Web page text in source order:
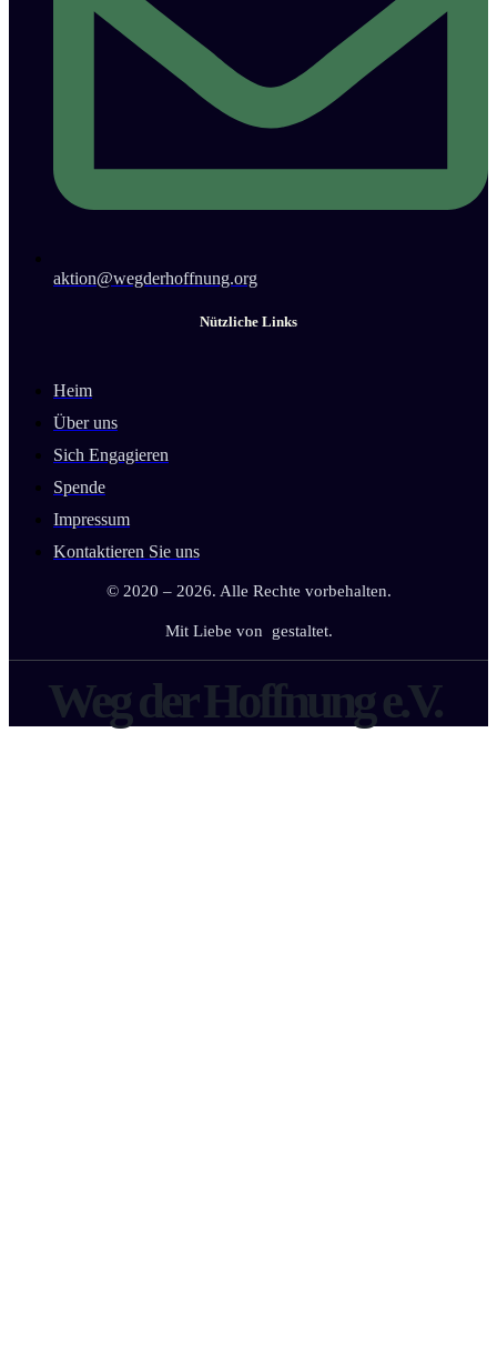
aktion@wegderhoffnung.org
Nützliche Links
Heim
Über uns
Sich Engagieren
Spende
Impressum
Kontaktieren Sie uns
© 2020 – 2026. Alle Rechte vorbehalten.
Mit Liebe von gestaltet.
Weg der Hoffnung e.V.